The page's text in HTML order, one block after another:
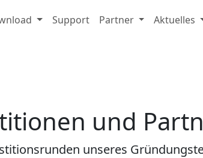
Support Partner Aktuelles
und
unseres